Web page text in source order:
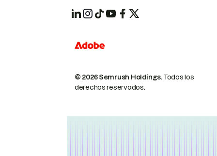
© 2026 Semrush Holdings.Todos los
derechos reservados.